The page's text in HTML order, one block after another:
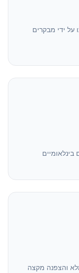
על ידי מבקרים
והצפנה מקצה